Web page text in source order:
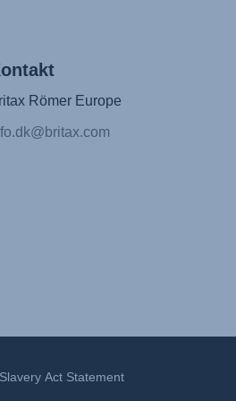
Römer Europe
Act Statement